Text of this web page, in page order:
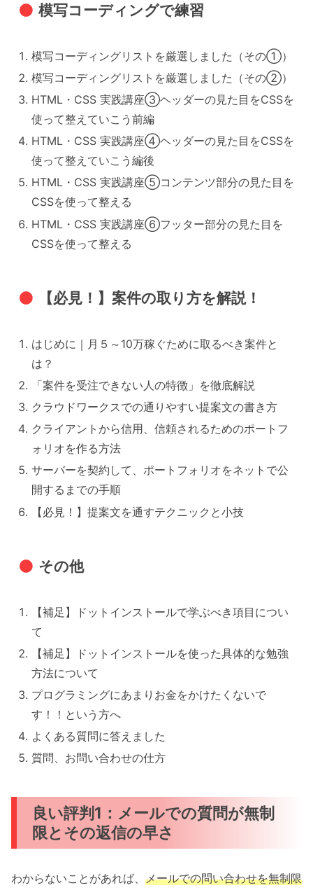
模写コーディングで練習
模写コーディングリストを厳選しました（その①）
模写コーディングリストを厳選しました（その②）
HTML・CSS 実践講座③ヘッダーの見た目をCSSを
使って整えていこう前編
HTML・CSS 実践講座④ヘッダーの見た目をCSSを
使って整えていこう編後
HTML・CSS 実践講座⑤コンテンツ部分の見た目を
CSSを使って整える
HTML・CSS 実践講座⑥フッター部分の見た目を
CSSを使って整える
【必見！】案件の取り方を解説！
はじめに｜月５～10万稼ぐために取るべき案件と
は？
「案件を受注できない人の特徴」を徹底解説
クラウドワークスでの通りやすい提案文の書き方
クライアントから信用、信頼されるためのポートフ
ォリオを作る方法
サーバーを契約して、ポートフォリオをネットで公
開するまでの手順
【必見！】提案文を通すテクニックと小技
その他
【補足】ドットインストールで学ぶべき項目につい
て
【補足】ドットインストールを使った具体的な勉強
方法について
プログラミングにあまりお金をかけたくないで
す！！という方へ
よくある質問に答えました
質問、お問い合わせの仕方
良い評判1：メールでの質問が無制
限とその返信の早さ
わからないことがあれば、 メールでの問い合わせを無制限